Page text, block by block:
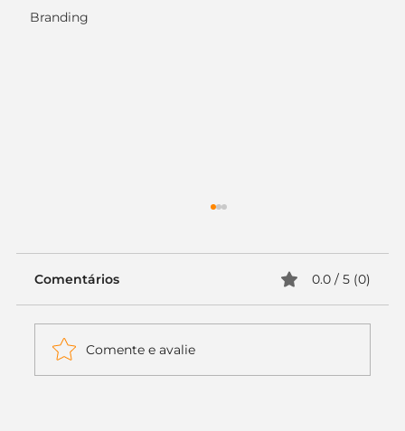
Branding
Comentários 0.0 / 5 (0)
Comente e avalie